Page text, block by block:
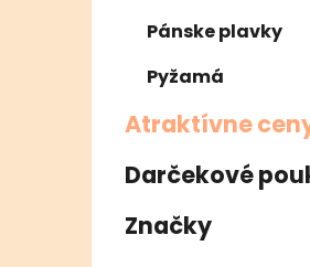
Pánske plavky
Pyžamá
Atraktívne
Darčekové
Značky